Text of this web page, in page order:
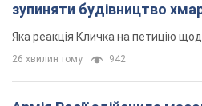
зупиняти будівництво
"московського вірянина"
Яка реакція Кличка на петицію
26 хвилин тому 942